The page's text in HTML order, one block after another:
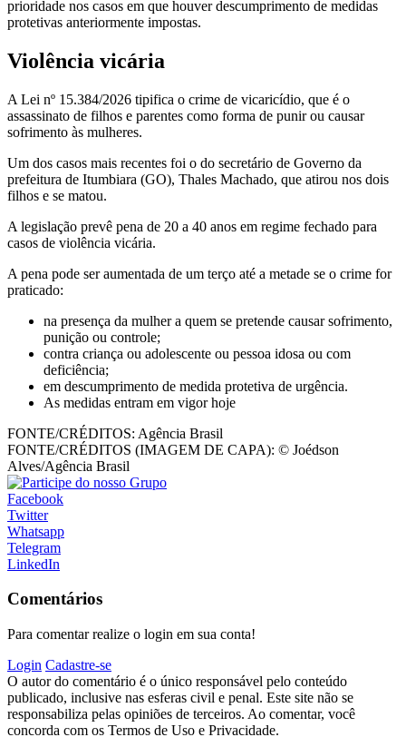
prioridade nos casos em que houver descumprimento de medidas
protetivas anteriormente impostas.
Violência vicária
A Lei nº 15.384/2026 tipifica o crime de vicaricídio, que é o
assassinato de filhos e parentes como forma de punir ou causar
sofrimento às mulheres.
Um dos casos mais recentes foi o do secretário de Governo da
prefeitura de Itumbiara (GO), Thales Machado, que atirou nos dois
filhos e se matou.
A legislação prevê pena de 20 a 40 anos em regime fechado para
casos de violência vicária.
A pena pode ser aumentada de um terço até a metade se o crime for
praticado:
na presença da mulher a quem se pretende causar sofrimento,
punição ou controle;
contra criança ou adolescente ou pessoa idosa ou com
deficiência;
em descumprimento de medida protetiva de urgência.
As medidas entram em vigor hoje
FONTE/CRÉDITOS: Agência Brasil
FONTE/CRÉDITOS (IMAGEM DE CAPA): © Joédson
Alves/Agência Brasil
Facebook
Twitter
Whatsapp
Telegram
LinkedIn
Comentários
Para comentar realize o login em sua conta!
Login Cadastre-se
O autor do comentário é o único responsável pelo conteúdo
publicado, inclusive nas esferas civil e penal. Este site não se
responsabiliza pelas opiniões de terceiros. Ao comentar, você
concorda com os Termos de Uso e Privacidade.